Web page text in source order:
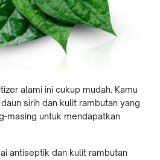
alami ini cukup mudah. Kamu
sirih dan kulit rambutan yang
masing untuk mendapatkan
antiseptik dan kulit rambutan